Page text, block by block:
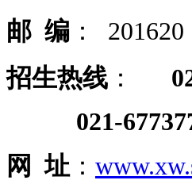
邮 编 ： 201620
招生热线 ：
021-
网 址：